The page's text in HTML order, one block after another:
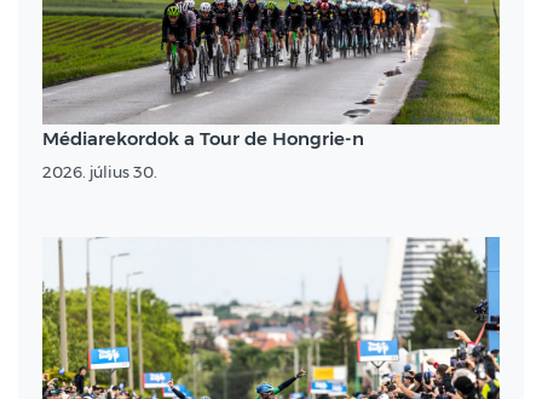
Médiarekordok a Tour de Hongrie-n
2026. július 30.